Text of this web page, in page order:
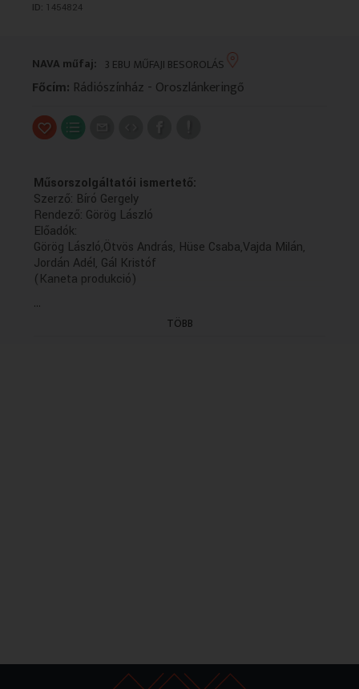
ID: 1454824
NAVA műfaj: 3 EBU MŰFAJI BESOROLÁS
Főcím: Rádiószínház - Oroszlánkeringő
Műsorszolgáltatói ismertető:
Szerző: Bíró Gergely
Rendező: Görög László
Előadók:
Görög László,Ötvös András, Hüse Csaba,Vajda Milán,
Jordán Adél, Gál Kristóf
(Kaneta produkció)
...
TÖBB